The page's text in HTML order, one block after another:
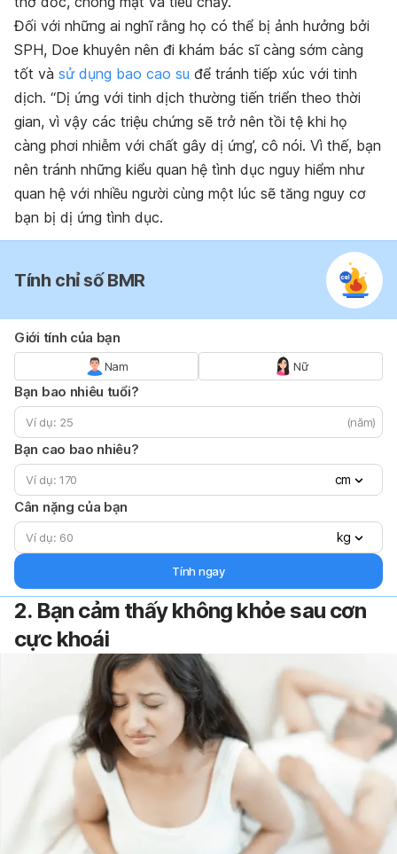
Đối với những ai nghĩ rằng họ có thể bị ảnh hưởng bởi
SPH, Doe khuyên nên đi khám bác sĩ càng sớm càng
tốt và sử dụng bao cao su để tránh tiếp xúc với tinh
dịch. “Dị ứng với tinh dịch thường tiến triển theo thời
gian, vì vậy các triệu chứng sẽ trở nên tồi tệ khi họ
càng phơi nhiễm với chất gây dị ứng’, cô nói. Vì thế, bạn
nên tránh những kiểu quan hệ tình dục nguy hiểm như
quan hệ với nhiều người cùng một lúc sẽ tăng nguy cơ
bạn bị dị ứng tình dục.
Tính chỉ số BMR
Giới tính của bạn
Nam Nữ
Bạn bao nhiêu tuổi?
(năm)
Bạn cao bao nhiêu?
cm
Cân nặng của bạn
kg
Tính ngay
2. Bạn cảm thấy không khỏe sau cơn
cực khoái